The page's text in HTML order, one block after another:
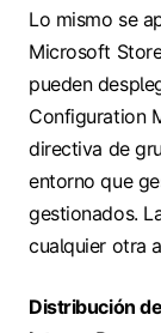
Lo mismo se
Microsoft
pueden
Configuration
directiva de
entorno que
gestionados.
cualquier otra
Distribución